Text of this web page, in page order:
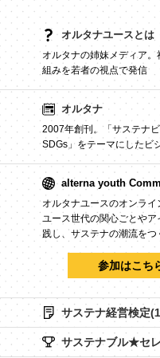
オルタナユースとは
オルタナの姉妹メディア。
組みを若者の視点で発信
オルタナ
2007年創刊。「サステナ
SDGs」をテーマにしたビ
alterna youth
オルタナユースのオンライ
ユース世代の関心ごとやア
践し、サステナの潮流をつ
参加はこち
サステナ経営検定
サステナブル★セ